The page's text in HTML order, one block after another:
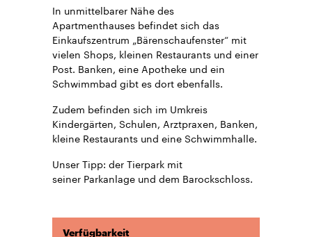
In unmittelbarer Nähe des
Apartmenthauses befindet sich das
Einkaufszentrum „Bärenschaufenster“ mit
vielen Shops, kleinen Restaurants und einer
Post. Banken, eine Apotheke und ein
Schwimmbad gibt es dort ebenfalls.
Zudem befinden sich im Umkreis
Kindergärten, Schulen, Arztpraxen, Banken,
kleine Restaurants und eine Schwimmhalle.
Unser Tipp: der Tierpark mit
seiner Parkanlage und dem Barockschloss.
Verfügbarkeit